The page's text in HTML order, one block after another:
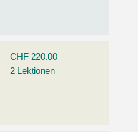
CHF 220.00
2 Lektionen